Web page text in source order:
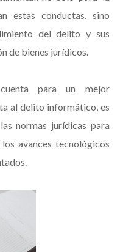
estas conductas, sino
del delito y sus
de bienes jurídicos.
para un mejor
al delito informático, es
normas jurídicas para
avances tecnológicos